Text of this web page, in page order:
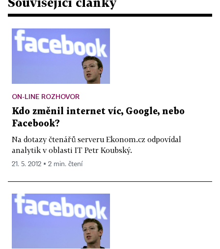
ON-LINE ROZHOVOR
Kdo změnil internet víc, Google, nebo
Facebook?
Na dotazy čtenářů serveru Ekonom.cz odpovídal
analytik v oblasti IT Petr Koubský.
21. 5. 2012 ▪ 2 min. čtení